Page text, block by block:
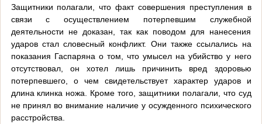
Защитники полагали, что факт совершения преступления в
связи с осуществлением потерпевшим служебной
деятельности не доказан, так как поводом для нанесения
ударов стал словесный конфликт. Они также ссылались на
показания Гаспаряна о том, что умысел на убийство у него
отсутствовал, он хотел лишь причинить вред здоровью
потерпевшего, о чем свидетельствует характер ударов и
длина клинка ножа. Кроме того, защитники полагали, что суд
не принял во внимание наличие у осужденного психического
расстройства.